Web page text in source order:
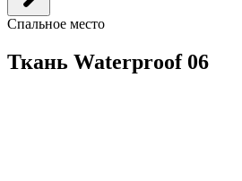
Спальное место
Ткань Waterproof 06